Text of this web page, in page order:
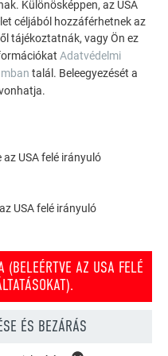
online konfigurátorral.
Különösképpen, az USA
céljából hozzáférhetnek az
tájékoztatnák, vagy Ön ez
Adatvédelmi
talál. Beleegyezését a
USA felé irányuló
USA felé irányuló
(BELEÉRTVE AZ USA FELÉ
ÉS BEZÁRÁS